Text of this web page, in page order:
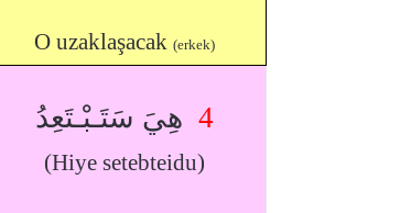
O uzaklaşacak (erkek)
هِيَ سَتَـبْـتَعِدُ 4
(Hiye setebteidu)